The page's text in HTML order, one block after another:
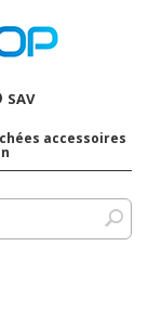
SAV
accessoires